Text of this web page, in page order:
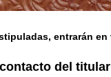
entrarán
del titular